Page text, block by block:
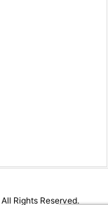
All Rights Reserved.